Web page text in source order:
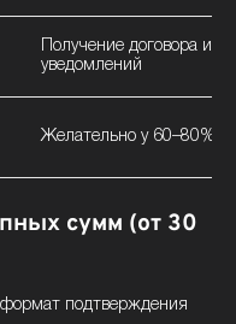
Получение договора и
уведомлений
Желательно у 60–80%
сумм (от 30
подтверждения